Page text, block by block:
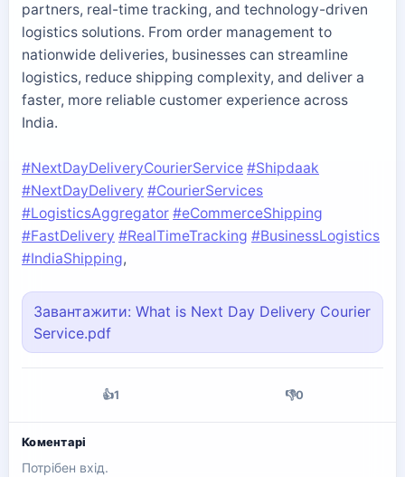
partners, real-time tracking, and technology-driven
logistics solutions. From order management to
nationwide deliveries, businesses can streamline
logistics, reduce shipping complexity, and deliver a
faster, more reliable customer experience across
India.
#NextDayDeliveryCourierService #Shipdaak
#NextDayDelivery #CourierServices
#LogisticsAggregator #eCommerceShipping
#FastDelivery #RealTimeTracking #BusinessLogistics
#IndiaShipping,
Завантажити: What is Next Day Delivery Courier
Service.pdf
👍1 👎0
Коментарі
Потрібен вхід.